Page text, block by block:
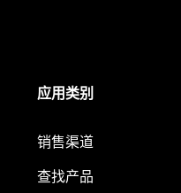
应用类别
销售渠道
查找产品